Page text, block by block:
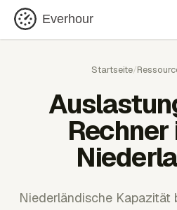
Everhour
Startseite/
Rechner
Niederländische